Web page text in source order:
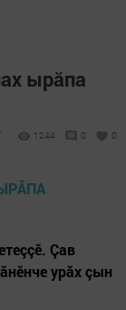
ырăпа
1244 0 0
Çав
урăх çын